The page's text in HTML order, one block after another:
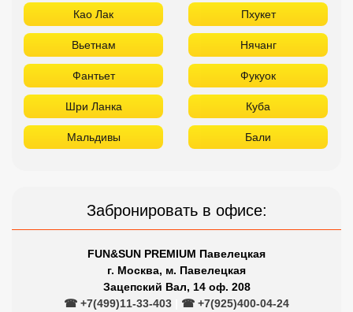
Као Лак Пхукет
Вьетнам Нячанг
Фантьет Фукуок
Шри Ланка Куба
Мальдивы Бали
Забронировать в офисе:
FUN&SUN PREMIUM Павелецкая
г. Москва, м. Павелецкая
Зацепский Вал, 14 оф. 208
☎ +7(499)11-33-403
☎ +7(925)400-04-24